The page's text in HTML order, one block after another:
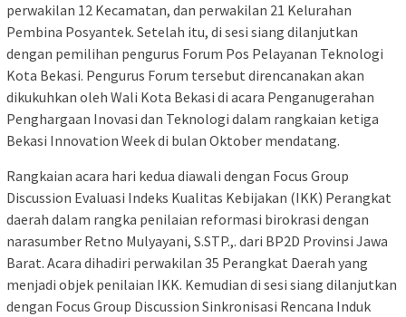
perwakilan 12 Kecamatan, dan perwakilan 21 Kelurahan
Pembina Posyantek. Setelah itu, di sesi siang dilanjutkan
dengan pemilihan pengurus Forum Pos Pelayanan Teknologi
Kota Bekasi. Pengurus Forum tersebut direncanakan akan
dikukuhkan oleh Wali Kota Bekasi di acara Penganugerahan
Penghargaan Inovasi dan Teknologi dalam rangkaian ketiga
Bekasi Innovation Week di bulan Oktober mendatang.
Rangkaian acara hari kedua diawali dengan Focus Group
Discussion Evaluasi Indeks Kualitas Kebijakan (IKK) Perangkat
daerah dalam rangka penilaian reformasi birokrasi dengan
narasumber Retno Mulyayani, S.STP.,. dari BP2D Provinsi Jawa
Barat. Acara dihadiri perwakilan 35 Perangkat Daerah yang
menjadi objek penilaian IKK. Kemudian di sesi siang dilanjutkan
dengan Focus Group Discussion Sinkronisasi Rencana Induk